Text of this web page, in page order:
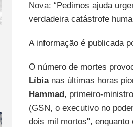
Nova: “Pedimos ajuda
verdadeira catástrofe
A informação é publicada
O número de mortes
Líbianas últimas horas
Hammad, primeiro-
(GSN, o executivo no
dois mil mortos",